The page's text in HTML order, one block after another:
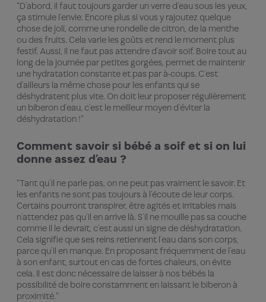
"D’abord, il faut toujours garder un verre d’eau sous les yeux,
ça stimule l’envie. Encore plus si vous y rajoutez quelque
chose de joli, comme une rondelle de citron, de la menthe
ou des fruits. Cela varie les goûts et rend le moment plus
festif. Aussi, il ne faut pas attendre d’avoir soif. Boire tout au
long de la journée par petites gorgées, permet de maintenir
une hydratation constante et pas par à-coups. C’est
d’ailleurs la même chose pour les enfants qui se
déshydratent plus vite. On doit leur proposer régulièrement
un biberon d’eau, c’est le meilleur moyen d’éviter la
déshydratation !"
Comment savoir si bébé a soif et si on lui
donne assez d’eau ?
"Tant qu’il ne parle pas, on ne peut pas vraiment le savoir. Et
les enfants ne sont pas toujours à l’écoute de leur corps.
Certains pourront transpirer, être agités et irritables mais
n’attendez pas qu’il en arrive là. S’il ne mouille pas sa couche
comme il le devrait, c’est aussi un signe de déshydratation.
Cela signifie que ses reins retiennent l’eau dans son corps,
parce qu’il en manque. En proposant fréquemment de l’eau
à son enfant, surtout en cas de fortes chaleurs, on évite
cela. Il est donc nécessaire de laisser à nos bébés la
possibilité de boire constamment en laissant le biberon à
proximité."